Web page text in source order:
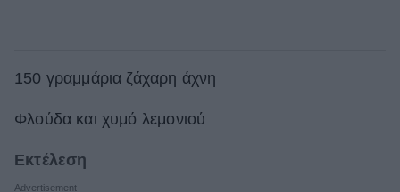
150 γραμμάρια ζάχαρη άχνη
Φλούδα και χυμό λεμονιού
Εκτέλεση